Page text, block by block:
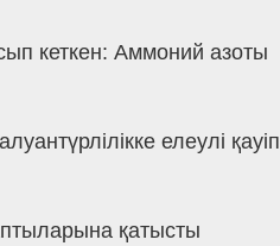
кеткен: Аммоний азоты
елеулі қауіп
қатысты